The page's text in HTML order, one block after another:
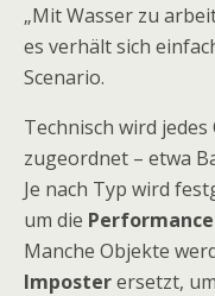
„Mit Wasser zu
es verhält sich
Scenario.
Technisch wird
zugeordnet – etwa
Je nach Typ wird
um die
Manche Objekte
Imposterersetzt,